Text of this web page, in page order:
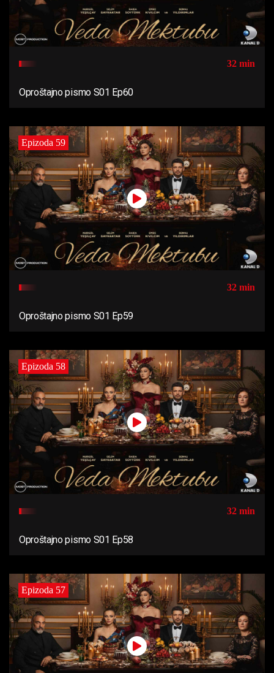
32 min
Oproštajno pismo S01 Ep60
Epizoda 59
32 min
Oproštajno pismo S01 Ep59
Epizoda 58
32 min
Oproštajno pismo S01 Ep58
Epizoda 57